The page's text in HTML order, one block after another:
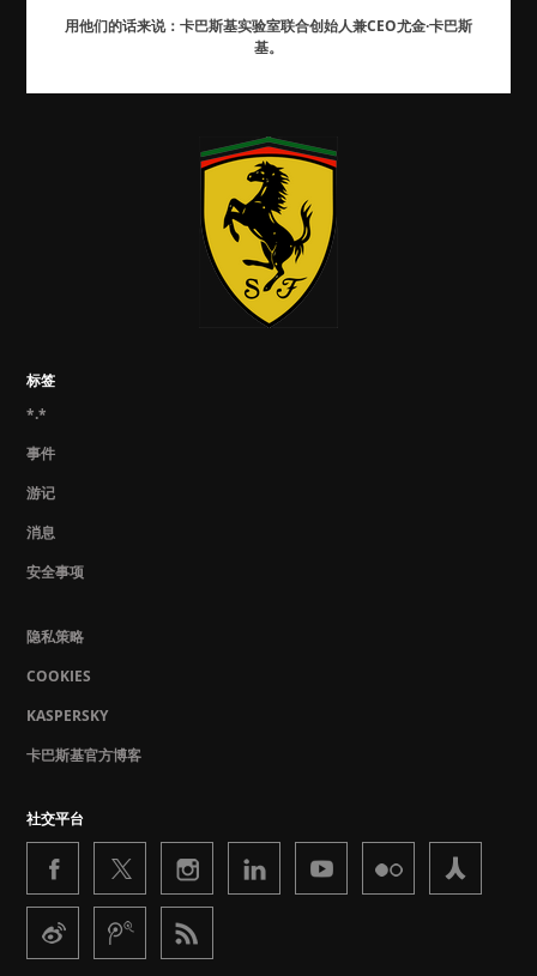
用他们的话来说：卡巴斯基实验室联合创始人兼CEO尤金·卡巴斯
基。
标签
*.*
事件
游记
消息
安全事项
隐私策略
COOKIES
KASPERSKY
卡巴斯基官方博客
社交平台